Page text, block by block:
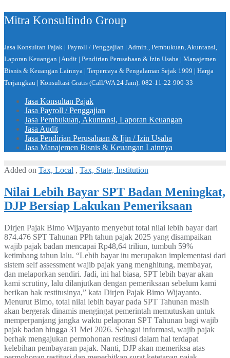
Skip
to
Mitra Konsultindo Group
Jasa Konsultan Pajak | Payroll / Penggajian | Admin., Pembukuan, Akuntansi,
Laporan Keuangan | Audit | Pendirian Perusahaan & Izin Usaha | Manajemen
Bisnis & Keuangan Lainnya | Terpercaya & Pengalaman Sejak 1999 | Harga
Terjangkau | Konsultasi Gratis (Call/WA 24 Jam): 082-11-22-900-33
Jasa Konsultan Pajak
Jasa Payroll / Penggajian
Jasa Pembukuan, Akuntansi, Laporan Keuangan
Jasa Audit
Jasa Pendirian Perusahaan & Ijin / Izin Usaha
Jasa Manajemen Bisnis & Keuangan Lainnya
Added on Tax, Local , Tax, State, Institution
Nilai Lebih Bayar SPT Badan Meningkat,
DJP Bersiap Lakukan Pemeriksaan
Dirjen Pajak Bimo Wijayanto menyebut total nilai lebih bayar dari
874.476 SPT Tahunan PPh tahun pajak 2025 yang disampaikan
wajib pajak badan mencapai Rp48,64 triliun, tumbuh 59%
ketimbang tahun lalu. “Lebih bayar itu merupakan implementasi dari
sistem self assessment wajib pajak yang menghitung, membayar,
dan melaporkan sendiri. Jadi, ini hal biasa, SPT lebih bayar akan
kami scrutiny, lalu dilanjutkan dengan pemeriksaan sebelum kami
berikan hak restitusinya,” kata Dirjen Pajak Bimo Wijayanto.
Menurut Bimo, total nilai lebih bayar pada SPT Tahunan masih
akan bergerak dinamis mengingat pemerintah memutuskan untuk
memperpanjang jangka waktu pelaporan SPT Tahunan bagi wajib
pajak badan hingga 31 Mei 2026. Sebagai informasi, wajib pajak
berhak mengajukan permohonan restitusi dalam hal terdapat
kelebihan pembayaran pajak. Nanti, DJP akan memeriksa atas